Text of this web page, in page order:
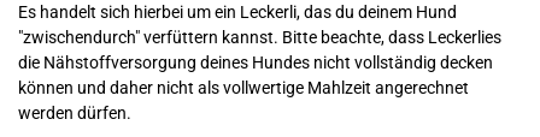
Es handelt sich hierbei um ein Leckerli, das du deinem Hund
"zwischendurch" verfüttern kannst. Bitte beachte, dass Leckerlies
die Nähstoffversorgung deines Hundes nicht vollständig decken
können und daher nicht als vollwertige Mahlzeit angerechnet
werden dürfen.